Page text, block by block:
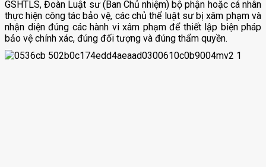
GSHTLS, Đoàn Luật sư (Ban Chủ nhiệm) bộ phận hoặc cá nhân
thực hiện công tác bảo vệ, các chủ thể luật sư bị xâm phạm và
nhận diện đúng các hành vi xâm phạm để thiết lập biện pháp
bảo vệ chính xác, đúng đối tượng và đúng thẩm quyền.